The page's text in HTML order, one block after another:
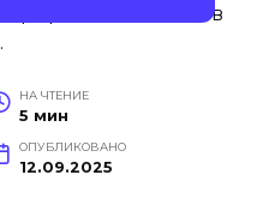
НА ЧТЕНИЕ
5 мин
ОПУБЛИКОВАНО
12.09.2025